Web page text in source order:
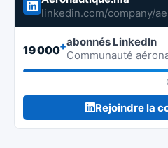
linkedin.com/company/
19 000+abonnés LinkedIn
Communauté
Rejoindre la